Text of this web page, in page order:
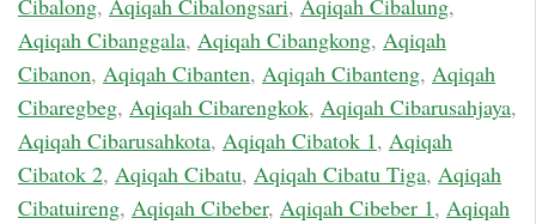
Cibalong, Aqiqah Cibalongsari, Aqiqah Cibalung,
Aqiqah Cibanggala, Aqiqah Cibangkong, Aqiqah
Cibanon, Aqiqah Cibanten, Aqiqah Cibanteng, Aqiqah
Cibaregbeg, Aqiqah Cibarengkok, Aqiqah Cibarusahjaya,
Aqiqah Cibarusahkota, Aqiqah Cibatok 1, Aqiqah
Cibatok 2, Aqiqah Cibatu, Aqiqah Cibatu Tiga, Aqiqah
Cibatuireng, Aqiqah Cibeber, Aqiqah Cibeber 1, Aqiqah